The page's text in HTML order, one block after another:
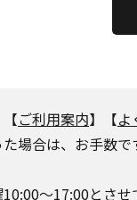
ご利用案内】【よ
場合は、お手数
～17:00とさせ